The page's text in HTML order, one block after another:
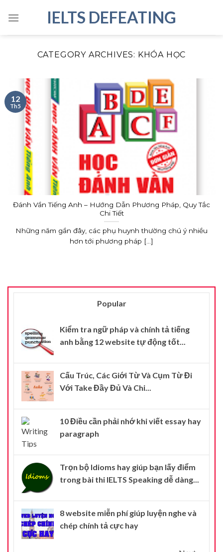
IELTS DEFEATING
CATEGORY ARCHIVES: KHÓA HỌC
Đánh Vần Tiếng Anh – Hướng Dẫn Phương Pháp, Quy Tắc
Chi Tiết
Những năm gần đây, các phụ huynh thường chú ý nhiều
hơn tới phương pháp [...]
12
Th5
Popular
Kiểm tra ngữ pháp và chính tả tiếng
anh bằng 12 website tự động tốt...
Cấu Trúc, Các Giới Từ Và Cụm Từ Đi
Với Take Đầy Đủ Và Chi...
10 Điều cần phải nhớ khi viết essay hay
paragraph
Trọn bộ Idioms hay giúp bạn lấy điểm
trong bài thi IELTS Speaking dễ dàng...
8 website miễn phí giúp luyện nghe và
chép chính tả cực hay